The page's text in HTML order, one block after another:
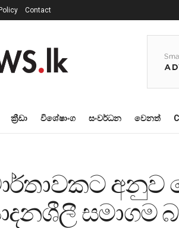
Contact
ක්‍රීඩා විශේෂාංග සංවර්ධන වෙනත්
සමාගම